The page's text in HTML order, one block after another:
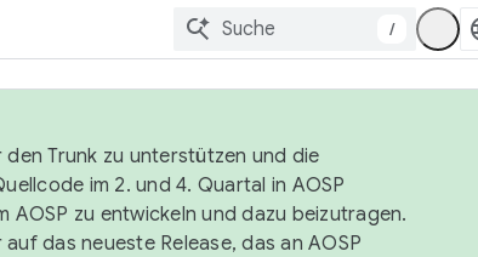
/
Trunk zu unterstützen und die
im 2. und 4. Quartal in AOSP
AOSP zu entwickeln und dazu beizutragen.
das neueste Release, das an AOSP